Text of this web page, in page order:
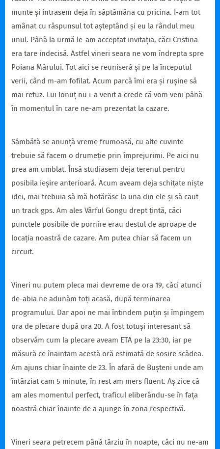
munte și intrasem deja în săptămâna cu pricina. I-am tot
amânat cu răspunsul tot așteptând și eu la rândul meu
unul. Până la urmă le-am acceptat invitația, căci Cristina
era tare indecisă. Astfel vineri seara ne vom îndrepta spre
Poiana Mărului. Tot aici se reuniseră și pe la începutul
verii, când m-am fofilat. Acum parcă îmi era și rușine să
mai refuz. Lui Ionuț nu i-a venit a crede că vom veni până
în momentul în care ne-am prezentat la cazare.
Sâmbătă se anunță vreme frumoasă, cu alte cuvinte
trebuie să facem o drumeție prin împrejurimi. Pe aici nu
prea am umblat. Însă studiasem deja terenul pentru
posibila ieșire anterioară. Acum aveam deja schițate niște
idei, mai trebuia să mă hotărăsc la una din ele și să caut
un track gps. Am ales Vârful Gongu drept țintă, căci
punctele posibile de pornire erau destul de aproape de
locația noastră de cazare. Am putea chiar să facem un
circuit.
Vineri nu putem pleca mai devreme de ora 19, căci atunci
de-abia ne adunăm toți acasă, după terminarea
programului. Dar apoi ne mai întindem puțin și împingem
ora de plecare după ora 20. A fost totuși interesant să
observăm cum la plecare aveam ETA pe la 23:30, iar pe
măsură ce înaintam acestă oră estimată de sosire scădea.
Am ajuns chiar înainte de 23. În afară de Bușteni unde am
întârziat cam 5 minute, în rest am mers fluent. Aș zice că
am ales momentul perfect, traficul eliberându-se în fața
noastră chiar înainte de a ajunge în zona respectivă.
Vineri seara petrecem până târziu în noapte, căci nu ne-am